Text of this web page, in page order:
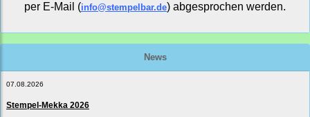
per E-Mail (info@stempelbar.de) abgesprochen werden.
News
07.08.2026
Stempel-Mekka 2026